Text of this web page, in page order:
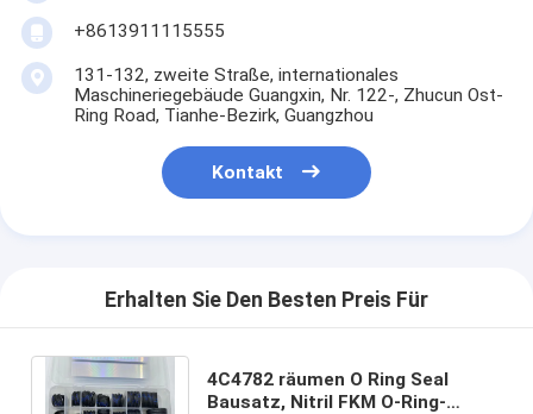
+8613911115555
131-132, zweite Straße, internationales
Maschineriegebäude Guangxin, Nr. 122-, Zhucun Ost-
Ring Road, Tianhe-Bezirk, Guangzhou
Kontakt
Erhalten Sie Den Besten Preis Für
4C4782 räumen O Ring Seal
Bausatz, Nitril FKM O-Ring-